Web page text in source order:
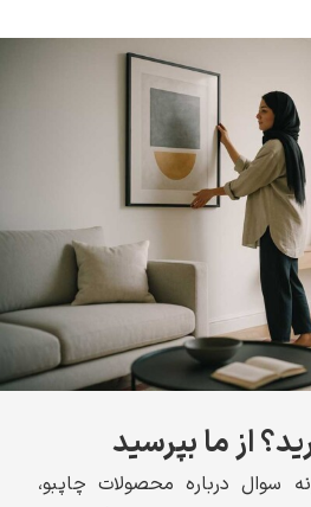
از ما بپرسید
سوال درباره محصولات چاپبو،